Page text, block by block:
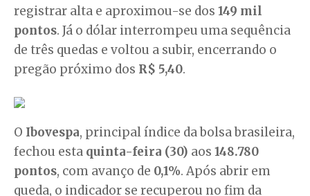
registrar alta e aproximou-se dos 149 mil
pontos. Já o dólar interrompeu uma sequência
de três quedas e voltou a subir, encerrando o
pregão próximo dos R$ 5,40.
O Ibovespa, principal índice da bolsa brasileira,
fechou esta quinta-feira (30) aos 148.780
pontos, com avanço de 0,1%. Após abrir em
queda, o indicador se recuperou no fim da